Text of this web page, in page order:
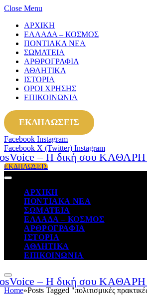
Close Menu
ΑΡΧΙΚΗ
ΕΛΛΑΔΑ – ΚΟΣΜΟΣ
ΠΟΝΤΙΑΚΑ ΝΕΑ
ΣΩΜΑΤΕΙΑ
ΑΡΘΡΟΓΡΑΦΙΑ
ΑΘΛΗΤΙΚΑ
ΙΣΤΟΡΙΑ
ΟΡΟΙ ΧΡΗΣΗΣ
ΕΠΙΚΟΙΝΩΝΙΑ
ΕΚΔΗΛΩΣΕΙΣ
Facebook Instagram
Facebook X (Twitter) Instagram
ΕΚΔΗΛΩΣΕΙΣ
ΑΡΧΙΚΗ
ΠΟΝΤΙΑΚΑ ΝΕΑ
ΣΩΜΑΤΕΙΑ
ΕΛΛΑΔΑ – ΚΟΣΜΟΣ
ΑΡΘΡΟΓΡΑΦΙΑ
ΙΣΤΟΡΙΑ
ΑΘΛΗΤΙΚΑ
ΕΠΙΚΟΙΝΩΝΙΑ
Home»Posts Tagged "πολιτισμικές